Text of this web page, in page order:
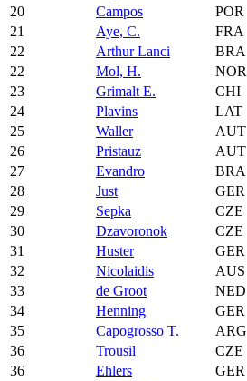
20
Campos POR
21
Aye, C. FRA
22
Arthur Lanci BRA
22
Mol, H. NOR
23
Grimalt E. CHI
24
Plavins LAT
25
Waller AUT
26
Pristauz AUT
27
Evandro BRA
28
Just GER
29
Sepka CZE
30
Dzavoronok CZE
31
Huster GER
32
Nicolaidis AUS
33
de Groot NED
34
Henning GER
35
Capogrosso T. ARG
36
Trousil CZE
36
Ehlers GER